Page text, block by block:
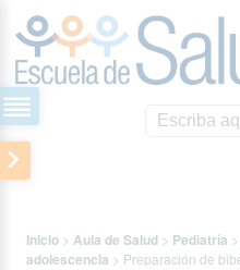
Inicio > Aula de Salud > Pediatría >
adolescencia > Preparación de